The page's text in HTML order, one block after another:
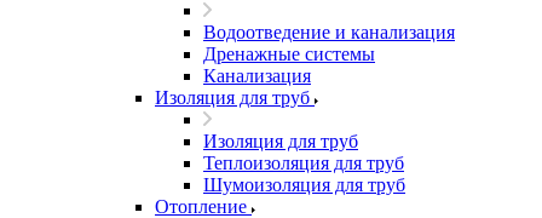
Водоотведение и канализация
Дренажные системы
Канализация
Изоляция для труб
Изоляция для труб
Теплоизоляция для труб
Шумоизоляция для труб
Отопление